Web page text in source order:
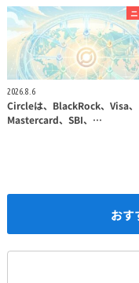
2026.8.6
Circleは、BlackRock、Visa、
Mastercard、SBI、…
おす